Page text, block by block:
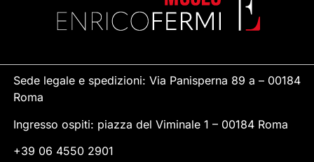
Sede legale e spedizioni: Via Panisperna 89 a – 00184
Roma
Ingresso ospiti: piazza del Viminale 1 – 00184 Roma
+39 06 4550 2901